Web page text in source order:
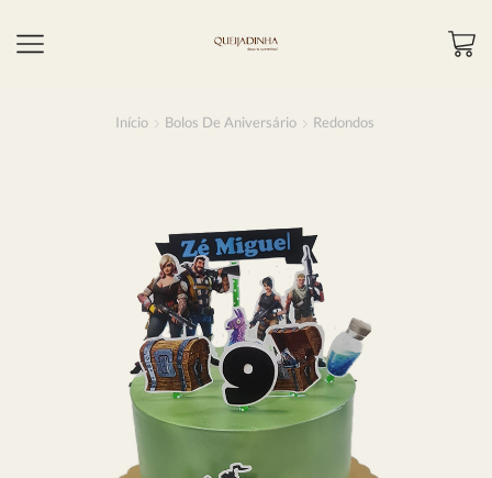
Início Bolos De Aniversário Redondos